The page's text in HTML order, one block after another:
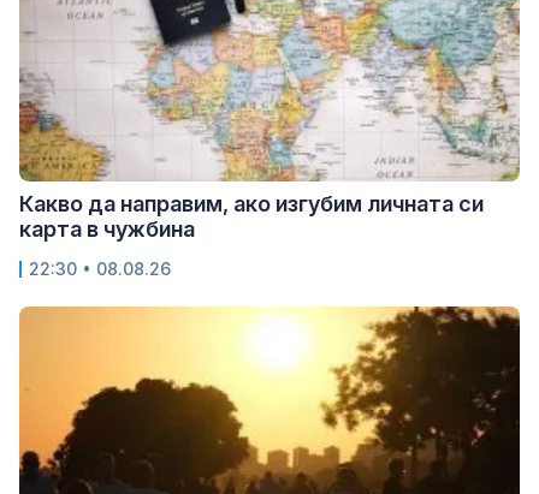
Какво да направим, ако изгубим личната си
карта в чужбина
22:30 • 08.08.26